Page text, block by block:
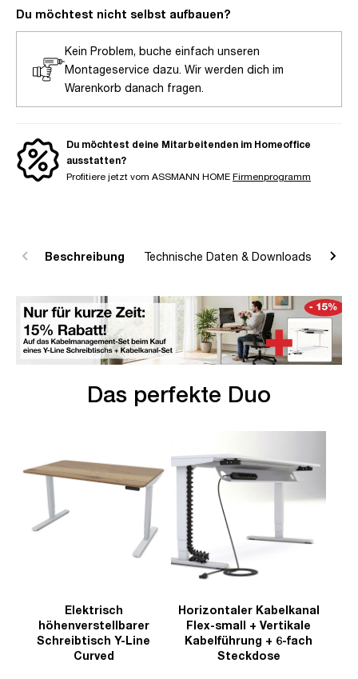
Du möchtest nicht selbst aufbauen?
Kein Problem, buche einfach unseren
Montageservice dazu. Wir werden dich im
Warenkorb danach fragen.
Du möchtest deine Mitarbeitenden im Homeoffice
ausstatten?
Profitiere jetzt vom ASSMANN HOME Firmenprogramm
Beschreibung Technische Daten & Downloads
Das perfekte Duo
Elektrisch
höhenverstellbarer
Schreibtisch Y-Line
Curved
Horizontaler Kabelkanal
Flex-small + Vertikale
Kabelführung + 6-fach
Steckdose